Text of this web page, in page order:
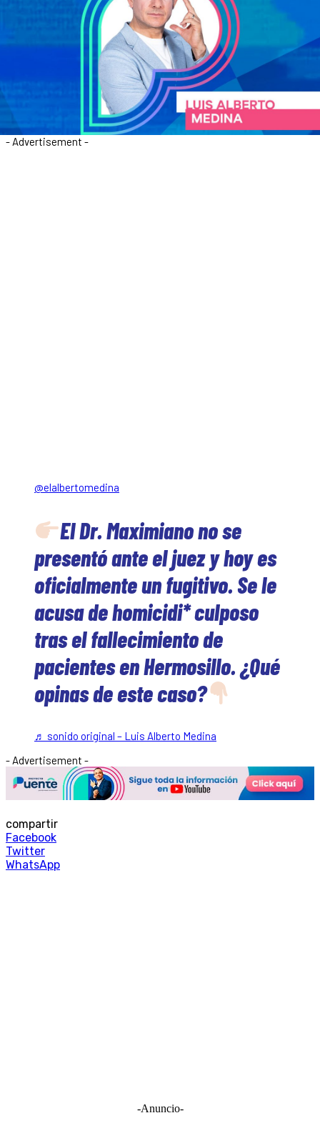
- Advertisement -
@elalbertomedina
El Dr. Maximiano no se
presentó ante el juez y hoy es
oficialmente un fugitivo. Se le
acusa de homicidi* culposo
tras el fallecimiento de
pacientes en Hermosillo. ¿Qué
opinas de este caso?
♬ sonido original – Luis Alberto Medina
- Advertisement -
compartir
Facebook
Twitter
WhatsApp
-Anuncio-